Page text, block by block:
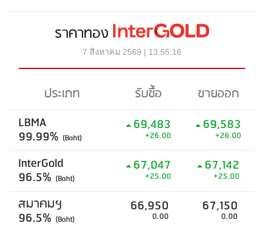
ราคาทอง
7 สิงหาคม 2569 | 13:55:16
ประเภท รับซื้อ
ขายออก
LBMA
99.99% (Baht)
69,483
+26.00
69,583
+26.00
InterGold
96.5% (Baht)
67,047
+25.00
67,142
+25.00
สมาคมฯ
96.5% (Baht)
66,950
0.00
67,150
0.00